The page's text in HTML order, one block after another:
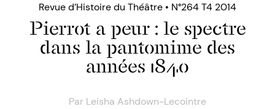
Revue d’Histoire du Théâtre • N°264 T4 2014
Pierrot a peur : le spectre
dans la pantomime des
années 1840
Par Leisha Ashdown-Lecointre